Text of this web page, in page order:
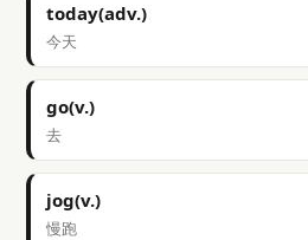
today(adv.)
今天
go(v.)
去
jog(v.)
慢跑